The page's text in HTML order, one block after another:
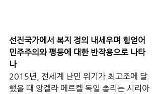
선진국가에서 복지 정의 내세우며 힘얻어
민주주의와 평등에 대한 반작용으로 나타
나
2015년, 전세계 난민 위기가 최고조에 달
했을 때 앙겔라 메르켈 독일 총리는 시리아